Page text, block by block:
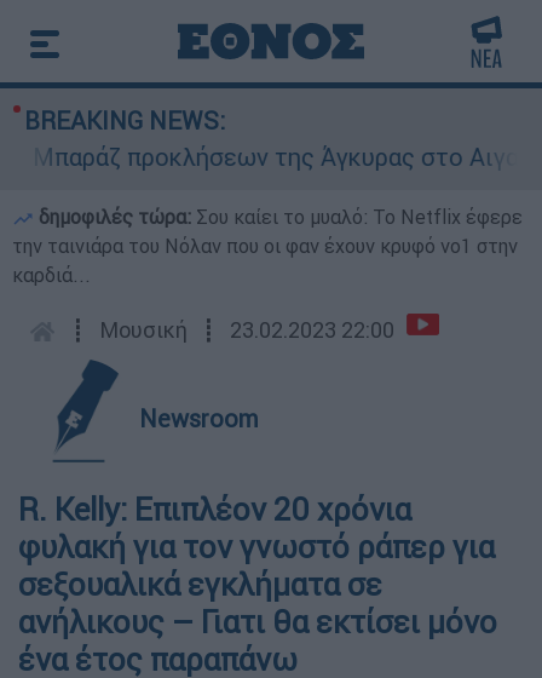
BREAKING NEWS:
προκλήσεων της Άγκυρας στο Αιγαίο:
δημοφιλές τώρα: Σου καίει το μυαλό: Το Netflix έφερε
την ταινιάρα του Νόλαν που οι φαν έχουν κρυφό νο1 στην
καρδιά...
┋ Μουσική ┋ 23.02.2023 22:00
Newsroom
R. Kelly: Επιπλέον 20 χρόνια
φυλακή για τον γνωστό ράπερ για
σεξουαλικά εγκλήματα σε
ανήλικους – Γιατι θα εκτίσει μόνο
ένα έτος παραπάνω